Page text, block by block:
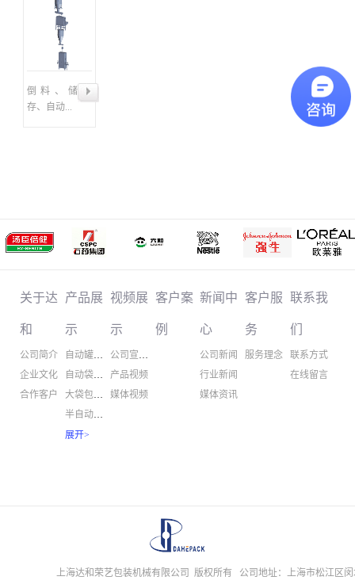
倒料、储
存、自动...
关于达
和
公司简介
企业文化
合作客户
产品展
示
自动罐装机
自动袋装机
大袋包装机
半自动包装
配料混合线
展开>
视频展
示
产品视频
媒体视频
客户案
例
新闻中
心
公司新闻
行业新闻
媒体资讯
客户服
务
服务理念
联系我
们
联系方式
在线留言
上海达和荣艺包装机械有限公司 版权所有 公司地址：上海市松江区闵